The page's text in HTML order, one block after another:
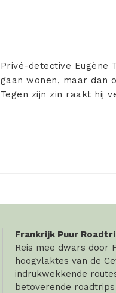
Privé-detective
gaan wonen, maar dan
Tegen zijn zin raakt hij
Frankrijk Puur
Reis mee dwars door
hoogvlaktes van de
indrukwekkende
betoverende